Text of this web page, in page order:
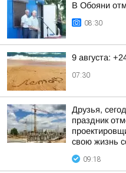
В Обояни
08:30
9 августа:
07:30
Друзья,
праздник
свою жизнь
09:18